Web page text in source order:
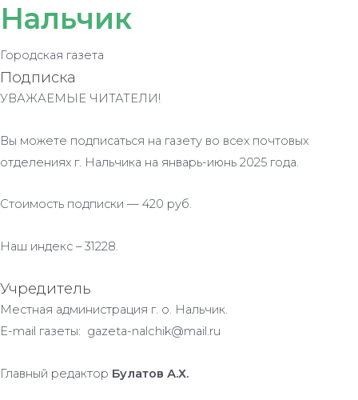
Нальчик
Городская газета
Подписка
УВАЖАЕМЫЕ ЧИТАТЕЛИ!
Вы можете подписаться на газету во всех почтовых
отделениях г. Нальчика на январь-июнь 2025 года.
Стоимость подписки — 420 руб.
Наш индекс – 31228.
Учредитель
Местная администрация г. о. Нальчик.
E-mail газеты: gazeta-nalchik@mail.ru
Главный редактор Булатов А.Х.